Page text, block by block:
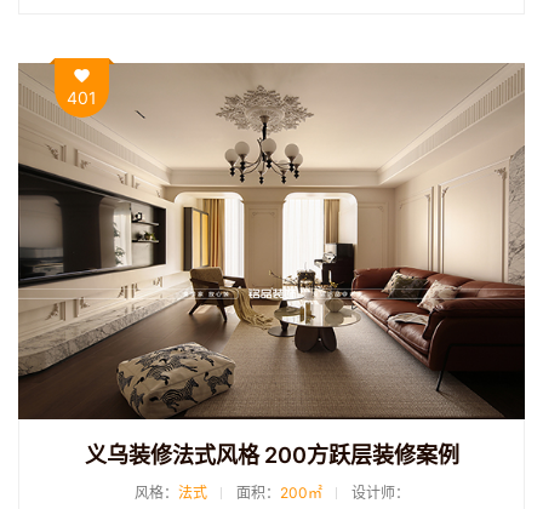
401
义乌装修法式风格 200方跃层装修案例
风格： 法式 面积： 200㎡ 设计师：